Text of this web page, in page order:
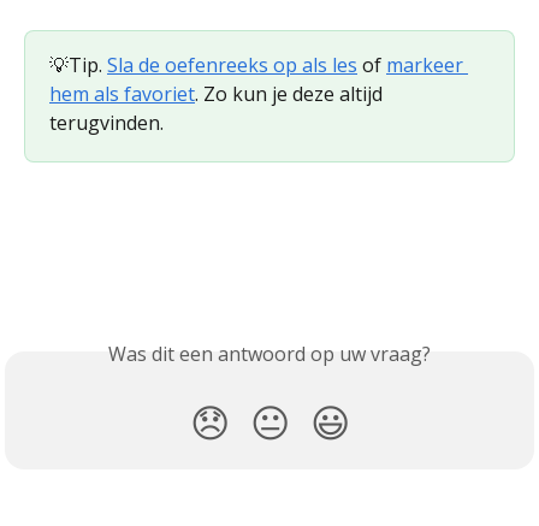
💡Tip. Sla de oefenreeks op als les of markeer
hem als favoriet. Zo kun je deze altijd
terugvinden.
Was dit een antwoord op uw vraag?
😞 😐 😃